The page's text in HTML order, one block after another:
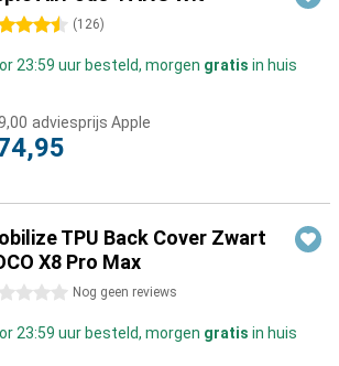
sterren (126)
23:59 uur besteld, morgen gratis in huis
adviesprijs Apple
TPU Back Cover Zwart
X8 Pro Max
Nog geen reviews
23:59 uur besteld, morgen gratis in huis